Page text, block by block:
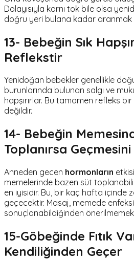
Dolayısıyla karnı tok bile olsa
doğru yeri bulana kadar aranmak
13- Bebeğin Sık
Reflekstir
Yenidoğan bebekler genellikle
burunlarında bulunan salgı ve
hapşırırlar. Bu tamamen refleks
değildir.
14- Bebeğin
Toplanırsa
Anneden gecen hormonların
memelerinde bazen süt
en iyisidir. Bu, bir kaç hafta içinde
geçecektir. Masaj, memede
sonuçlanabildiğinden
15-Göbeğinde Fıtık
Kendiliğinden Geçer